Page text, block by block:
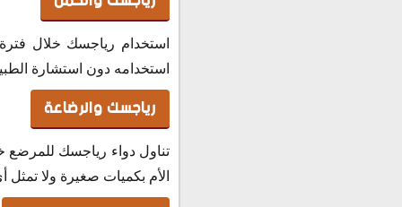
استخدام رياجسك خلال
استخدامه دون استشارة
رياجسك والرضاعة
تناول دواء رياجسك للمرضع
الأم بكميات صغيرة ولا